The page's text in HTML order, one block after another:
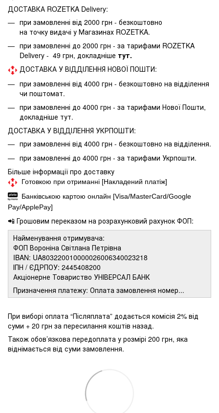
ДОСТАВКА ROZETKA Delivery:
при замовленні від 2000 грн - безкоштовно
на точку видачі у Магазинах ROZETKA.
при замовленні до 2000 грн - за тарифами ROZETKA
Delivery - 49 грн, докладніше тут.
ДОСТАВКА У ВІДДІЛЕННЯ НОВОЇ ПОШТИ:
при замовленні від 4000 грн - безкоштовно на відділення
чи поштомат.
при замовленні до 4000 грн - за тарифами Нової Пошти,
докладніше тут.
ДОСТАВКА У ВІДДІЛЕННЯ УКРПОШТИ:
при замовленні від 4000 грн - безкоштовно на відділення.
при замовленні до 4000 грн - за тарифами Укрпошти.
Більше інформації про доставку
Готовкою при отриманні [Накладений платіж]
Банківською картою онлайн [Visa/MasterCard/Google
Pay/ApplePay]
📲 Грошовим переказом на розрахунковий рахунок ФОП:
Найменування отримувача:
ФОП Вороніна Світлана Петрівна
IBAN: UA803220010000026006340023218
ІПН / ЄДРПОУ: 2445408200
Акціонерне Товариство УНІВЕРСАЛ БАНК
Призначення платежу: Оплата замовлення номер...
При виборі оплата “Післяплата” додається комісія 2% від
суми + 20 грн за пересилання коштів назад.
Також обов’язкова передоплата у розмірі 200 грн, яка
віднімається від суми замовлення.